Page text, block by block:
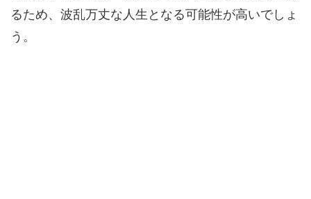
るため、波乱万丈な人生となる可能性が高いでしょ
う。